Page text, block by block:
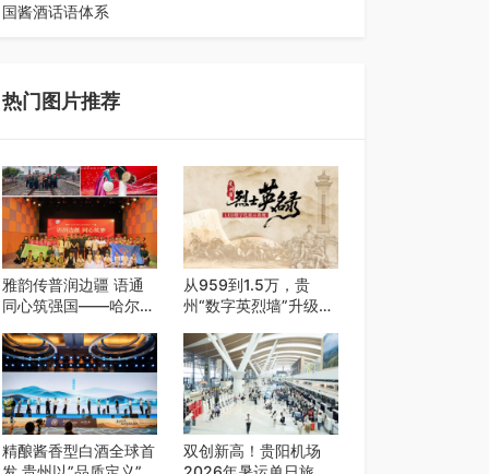
国酱酒话语体系
热门图片推荐
雅韵传普润边疆 语通
同心筑强国——哈尔滨
韵传普团” 圆满完成
2026千团万人推普强
国行专项实践
从959到1.5万，贵
州“数字英烈墙”升级，
精酿酱香型白酒全球首
双创新高！贵阳机场